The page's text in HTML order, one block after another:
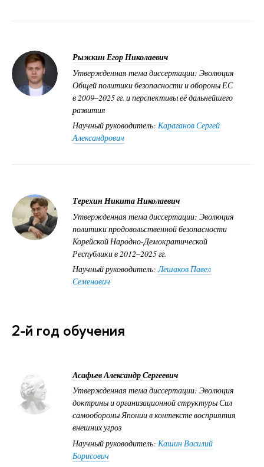
Рыжкин Егор Николаевич
Утвержденная тема диссертации: Эволюция
Общей политики безопасности и обороны ЕС
в 2009–2025 гг. и перспективы её дальнейшего
развития
Научный руководитель: Караганов Сергей
Александрович
Терехин Никита Николаевич
Утвержденная тема диссертации: Эволюция
политики продовольственной безопасности
Корейской Народно-Демократической
Республики в 2012–2025 гг.
Научный руководитель:Лешаков Павел
Семенович
2-й год обучения
Асафьев Александр Сергеевич
Утвержденная тема диссертации: Эволюция
доктрины и организационной структуры Сил
самообороны Японии в контексте восприятия
внешних угроз
Научный руководитель: Кашин Василий
Борисович